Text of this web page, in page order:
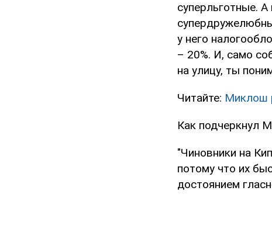
суперльготные.
у него
– 20%. И, само
на улицу, ты
Читайте: Миклош
Как подчеркнул
"Чиновники на
потому что их
достоянием